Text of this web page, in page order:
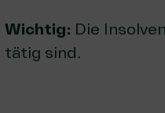
Wichtig: Die
tätig sind.